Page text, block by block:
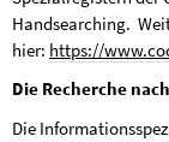
Handsearching.
hier: https://
Die Recherche
Die